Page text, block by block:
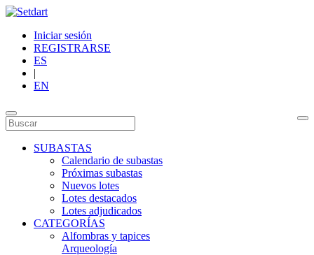
Iniciar sesión
REGISTRARSE
ES
|
EN
SUBASTAS
Calendario de subastas
Próximas subastas
Nuevos lotes
Lotes destacados
Lotes adjudicados
CATEGORÍAS
Alfombras y tapices
Arqueología